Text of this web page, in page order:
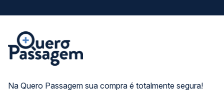
Na Quero Passagem sua compra é totalmente segura!